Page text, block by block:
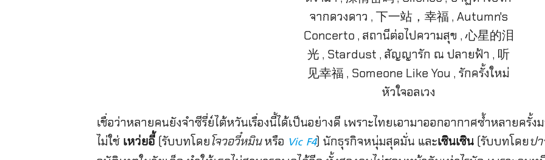
เชื่อว่าหลายคนยังจำซีรี่ย์ไต้หวันเรื่องนี้ได้เป็นอย่างดี เพราะไทยเอามาออกอากาศซ้ำหลายครั้งม
ไม่ใช่ เหว่ยอี้(รับบทโดยโจวอวี๋หมินหรือ Vic F4) นักธุรกิจหนุ่มสุดมั่น และเซินเซิน (รับบทโดยป